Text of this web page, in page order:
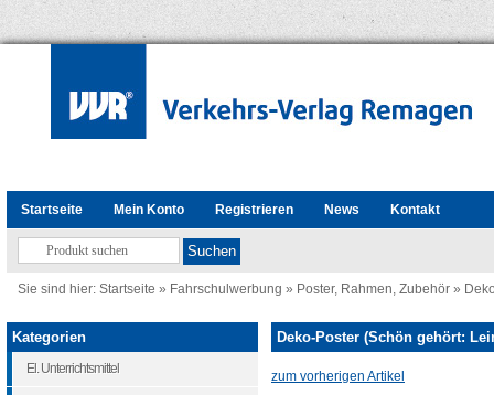
Startseite Mein Konto Registrieren News Kontakt
Sie sind hier: Startseite » Fahrschulwerbung » Poster, Rahmen, Zubehör »
Deko-Poster (Schön gehört:
zum vorherigen Artikel
Kategorien
El. Unterrichtsmittel